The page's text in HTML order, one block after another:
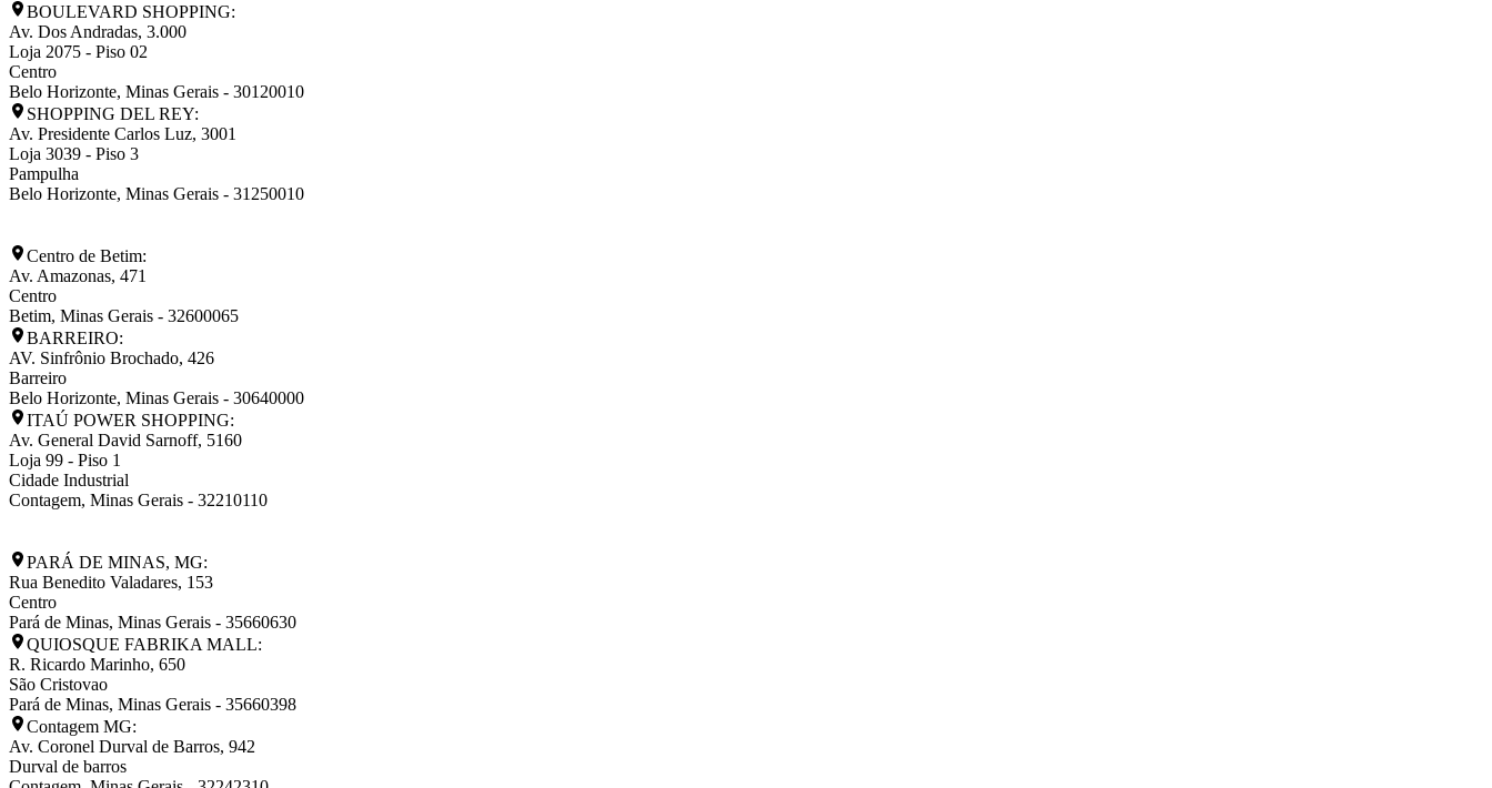
BOULEVARD SHOPPING:
Av. Dos Andradas, 3.000
Loja 2075 - Piso 02
Centro
Belo Horizonte, Minas Gerais - 30120010
SHOPPING DEL REY:
Av. Presidente Carlos Luz, 3001
Loja 3039 - Piso 3
Pampulha
Belo Horizonte, Minas Gerais - 31250010
Centro de Betim:
Av. Amazonas, 471
Centro
Betim, Minas Gerais - 32600065
BARREIRO:
AV. Sinfrônio Brochado, 426
Barreiro
Belo Horizonte, Minas Gerais - 30640000
ITAÚ POWER SHOPPING:
Av. General David Sarnoff, 5160
Loja 99 - Piso 1
Cidade Industrial
Contagem, Minas Gerais - 32210110
PARÁ DE MINAS, MG:
Rua Benedito Valadares, 153
Centro
Pará de Minas, Minas Gerais - 35660630
QUIOSQUE FABRIKA MALL:
R. Ricardo Marinho, 650
São Cristovao
Pará de Minas, Minas Gerais - 35660398
Contagem MG:
Av. Coronel Durval de Barros, 942
Durval de barros